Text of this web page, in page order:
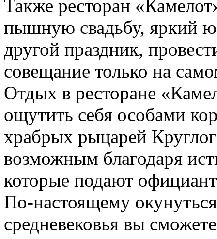
Также ресторан
пышную свадьбу, яркий
другой праздник,
совещание только на
Отдых в ресторане
ощутить себя особами
храбрых рыцарей
возможным благодаря
которые подают
По-настоящему
средневековья вы